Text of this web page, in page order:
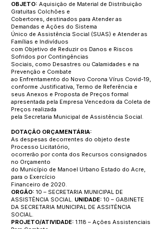
OBJETO: Aquisição de Material de Distribuição
Gratuitas Colchões e
Cobertores, destinados para Atender as
Demandas e Ações do Sistema
Único de Assistência Social (SUAS) e Atender as
Famílias e Indivíduos
com Objetivo de Reduzir os Danos e Riscos
Sofridos por Contingências
Sociais, como Desastres ou Calamidades e na
Prevenção e Combate
ao Enfrentamento do Novo Corona Vírus Covid-19,
conforme Justificativa, Termo de Referência e
seus Anexos e Proposta de Preços formal
apresentada pela Empresa Vencedora da Coleta de
Preços realizada
pela Secretaria Municipal de Assistência Social.
DOTAÇÃO ORÇAMENTÁRIA:
As despesas decorrentes do objeto deste
Processo Licitatório,
ocorrerão por conta dos Recursos consignados
no Orçamento
do Município de Manoel Urbano Estado do Acre,
para o Exercício
Financeiro de 2020.
ORGÃO: 10 – SECRETARIA MUNICIPAL DE
ASSISTÊNCIA SOCIAL. UNIDADE: 10 – GABINETE
DA SECRETARIA MUNICIPAL DE ASSITÊNCIA
SOCIAL.
PROJETO/ATIVIDADE: 1.118 – Ações Assistenciais